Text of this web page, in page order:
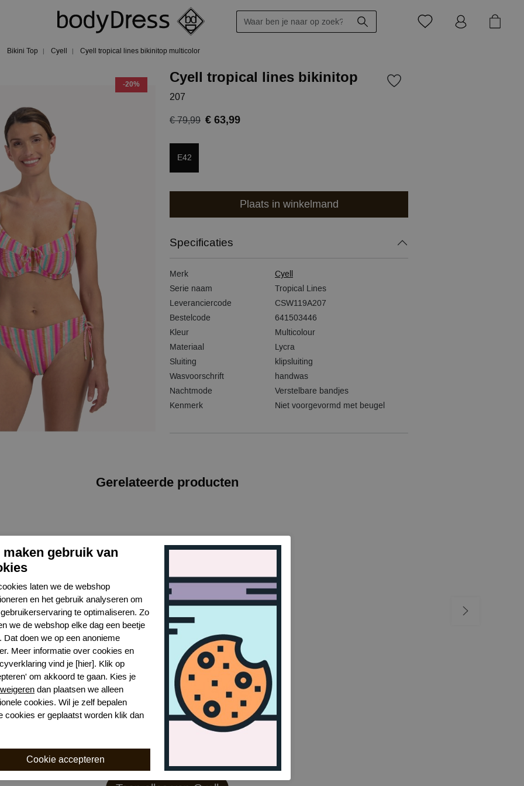
Bikini Top Cyell Cyell tropical lines bikinitop multicolor
-20% Cyell tropical lines bikinitop
207
€ 79,99 € 63,99
E42
Plaats in winkelmand
Specificaties
Merk
Cyell
Serie naam
Tropical Lines
Leveranciercode
CSW119A207
Bestelcode
641503446
Kleur
Multicolour
Materiaal
Lycra
Sluiting
klipsluiting
Wasvoorschrift
handwas
Nachtmode
Verstelbare bandjes
Kenmerk
Niet voorgevormd met beugel
Gerelateerde producten
gebruik van
laten we de webshop
en het gebruik analyseren om
te optimaliseren. Zo
we de webshop elke dag een beetje
Dat doen we op een anonieme
Meer informatie over cookies en
vind je [hier]. Klik op
om akkoord te gaan. Kies je
weigeren dan plaatsen we alleen
cookies. Wil je zelf bepalen
cookies er geplaatst worden klik dan